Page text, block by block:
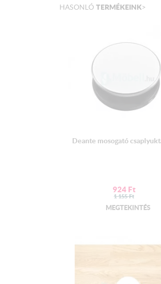
HASONLÓ TERMÉKEINK>
Deante mosogató
924Ft
1 155Ft
MEGTEKINTÉS